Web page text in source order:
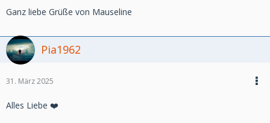
Ganz liebe Grüße von Mauseline
Pia1962
31. März 2025
Alles Liebe ❤️